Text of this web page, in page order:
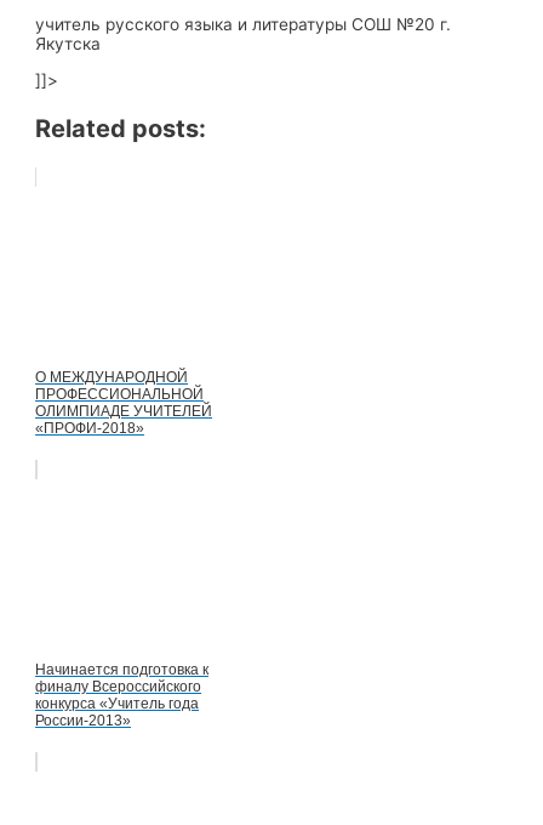
учитель русского языка и литературы СОШ №20 г.
Якутска
]]>
Related posts:
О МЕЖДУНАРОДНОЙ
ПРОФЕССИОНАЛЬНОЙ
ОЛИМПИАДЕ УЧИТЕЛЕЙ
«ПРОФИ-2018»
Начинается подготовка к
финалу Всероссийского
конкурса «Учитель года
России-2013»